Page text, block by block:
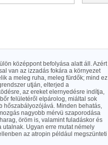
középpont befolyása alatt áll. Azért
van az izzadás fokára a környezet
a meleg ruha, meleg fürdők; mind ez
utján, elterjed a
az ereket elernyedésre indítja,
felületéről elpárolog, miáltal sok
hőszabályozójává. Minden behatás,
nagyobb mérvü szaporodása
öröm is, valamint fuladáskor és
Ugyan erre mutat némely
az atropin például megszünteti